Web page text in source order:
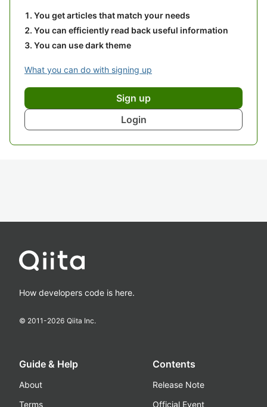
You get articles that match your needs
You can efficiently read back useful information
You can use dark theme
What you can do with signing up
Sign up
Login
How developers code is here.
© 2011-2026 Qiita Inc.
Guide & Help
About
Terms
Contents
Release Note
Official Event